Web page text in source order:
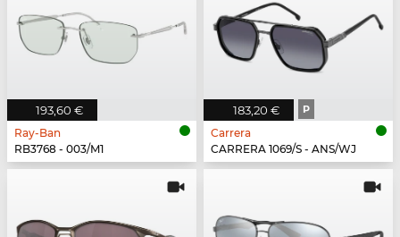
193,60 €
Ray-Ban
RB3768 - 003/M1
183,20 € P
Carrera
CARRERA 1069/S - ANS/WJ